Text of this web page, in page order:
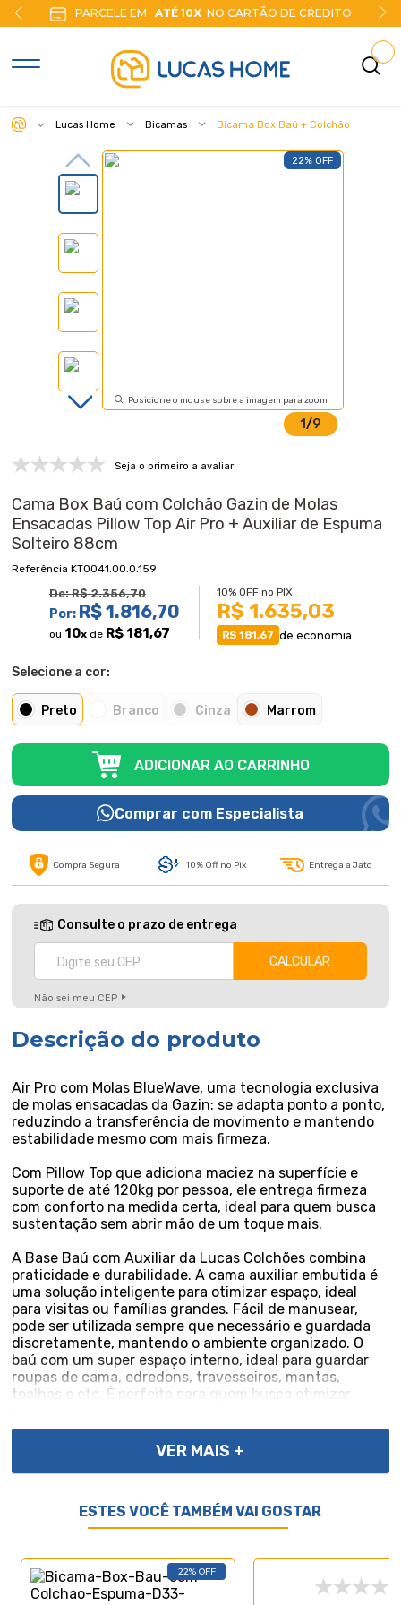
PARCELE EM ATÉ 10X NO CARTÃO DE CŔEDITO
Lucas Home Bicamas Bicama Box Baú + Colchão
22% OFF
1/9
Posicione o mouse sobre a imagem para zoom
Seja o primeiro a avaliar
Cama Box Baú com Colchão Gazin de Molas
Ensacadas Pillow Top Air Pro + Auxiliar de Espuma
Solteiro 88cm
KT0041.00.0.159
De:R$ 2.356,70
Por: R$ 1.816,70
ou 10xde R$ 181,67
10% OFF no PIX
R$ 1.635,03
R$ 181,67 de economia
Selecione a cor:
Preto Branco Cinza Marrom
ADICIONAR AO CARRINHO
Comprar com Especialista
Compra Segura 10% Off no Pix Entrega a Jato
Consulte o prazo de entrega
Não sei meu CEP
Descrição do produto
Air Pro com Molas BlueWave, uma tecnologia exclusiva
de molas ensacadas da Gazin: se adapta ponto a ponto,
reduzindo a transferência de movimento e mantendo
estabilidade mesmo com mais firmeza.
Com Pillow Top que adiciona maciez na superfície e
suporte de até 120kg por pessoa, ele entrega firmeza
com conforto na medida certa, ideal para quem busca
sustentação sem abrir mão de um toque mais.
A Base Baú com Auxiliar da Lucas Colchões combina
praticidade e durabilidade. A cama auxiliar embutida é
uma solução inteligente para otimizar espaço, ideal
para visitas ou famílias grandes. Fácil de manusear,
pode ser utilizada sempre que necessário e guardada
discretamente, mantendo o ambiente organizado. O
baú com um super espaço interno, ideal para guardar
roupas de cama, edredons, travesseiros, mantas,
toalhas e etc. É perfeita para quem busca otimizar
Especificações Técnicas da Base Baú com Auxiliar:
- Marca: Lucas Colchões;
- Peso máximo recomendado: até 150Kg (por pessoa);
- Altura do baú: 38cm;
- Altura dos pés: 6cm;
VER MAIS +
ESTES VOCÊ TAMBÉM VAI GOSTAR
22% OFF